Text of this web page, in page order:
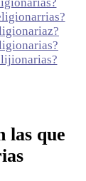
las que